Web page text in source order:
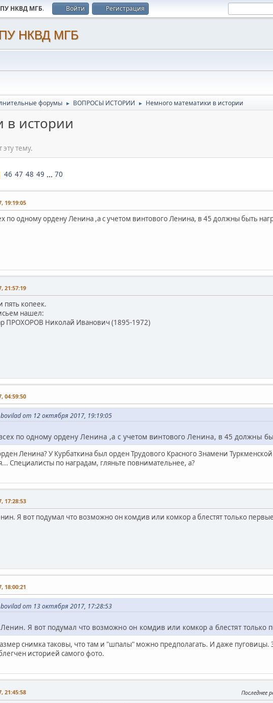
НКВД МГБ. Войти Регистрация
форумы ► ВОПРОСЫ ИСТОРИИ ► Немного математики в истории
в истории
тему.
46 47 48 49 ... 70
19:19:05
по одному ордену Ленина ,а с учетом винтового Ленина, в 45 должны быть
21:57:19
пять копеек.
нашел:
ПРОХОРОВ Николай Иванович (1895-1972)
04:59:50
от 12 октября 2017, 19:19:05
по одному ордену Ленина ,а с учетом винтового Ленина, в 45 должны
Ленина? У Курбаткина был орден Трудового Красного Знамени
Специалисты по наградам, гляньте повнимательнее, а?
17:28:53
Я вот подумал что возможно он комдив или комкор а блестят только
18:00:21
от 13 октября 2017, 17:28:53
Я вот подумал что возможно он комдив или комкор а блестят только
снимка таковы, что там и "шпалы" можно предполагать. И даже пуговицы.
историей самого фото.
21:45:58 Последнее